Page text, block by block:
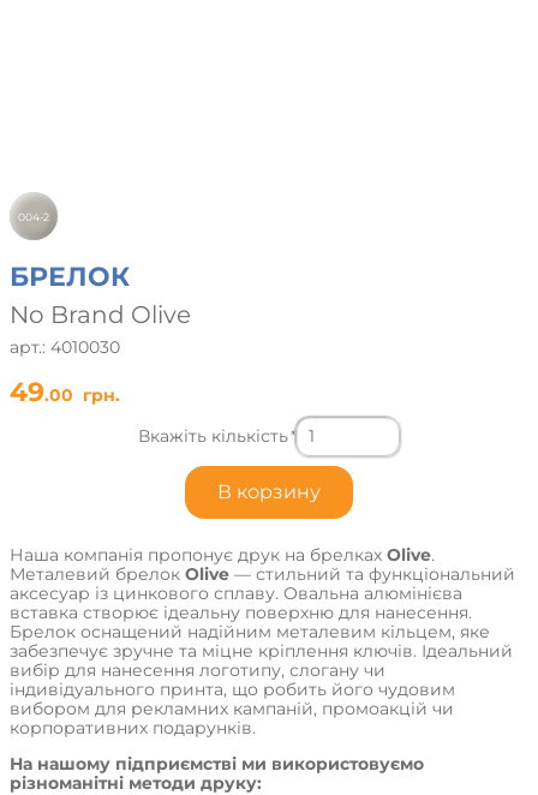
004-2
БРЕЛОК
No Brand Olive
арт.: 4010030
49.00 грн.
Вкажіть кількість*
Наша компанія пропонує друк на брелках Olive.
Металевий брелок Olive — стильний та функціональний
аксесуар із цинкового сплаву. Овальна алюмінієва
вставка створює ідеальну поверхню для нанесення.
Брелок оснащений надійним металевим кільцем, яке
забезпечує зручне та міцне кріплення ключів. Ідеальний
вибір для нанесення логотипу, слогану чи
індивідуального принта, що робить його чудовим
вибором для рекламних кампаній, промоакцій чи
корпоративних подарунків.
На нашому підприємстві ми використовуємо
різноманітні методи друку:
В корзину